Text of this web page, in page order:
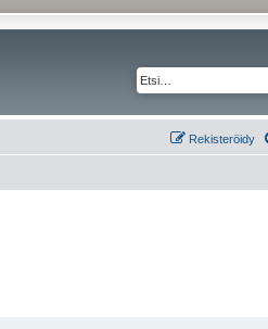
Rekisteröidy